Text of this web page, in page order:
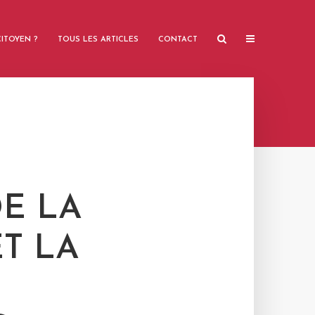
? TOUS LES ARTICLES CONTACT
LA
LA